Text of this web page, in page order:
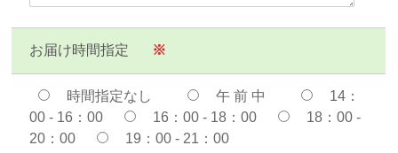
お届け時間指定 ※
時間指定なし 午 前 中
14：
00 - 16：00
16：00 - 18：00
18：00 -
20：00
19：00 - 21：00